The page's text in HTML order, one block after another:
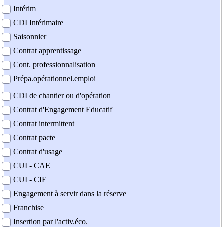
Intérim
CDI Intérimaire
Saisonnier
Contrat apprentissage
Cont. professionnalisation
Prépa.opérationnel.emploi
CDI de chantier ou d'opération
Contrat d'Engagement Educatif
Contrat intermittent
Contrat pacte
Contrat d'usage
CUI - CAE
CUI - CIE
Engagement à servir dans la réserve
Franchise
Insertion par l'activ.éco.